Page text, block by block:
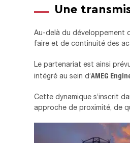
Une
Au-delà du développement
faire et de continuité des
Le partenariat est ainsi
intégré au sein d’AMEG
Cette dynamique s’inscrit
approche de proximité, de